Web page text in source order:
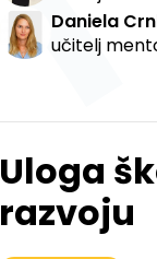
Daniela
učitelj
Uloga
razvoju